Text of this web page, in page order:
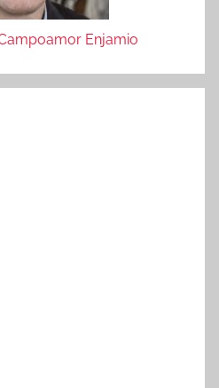
Enjamio